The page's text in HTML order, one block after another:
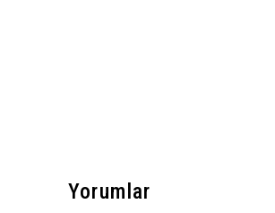
Yorumlar